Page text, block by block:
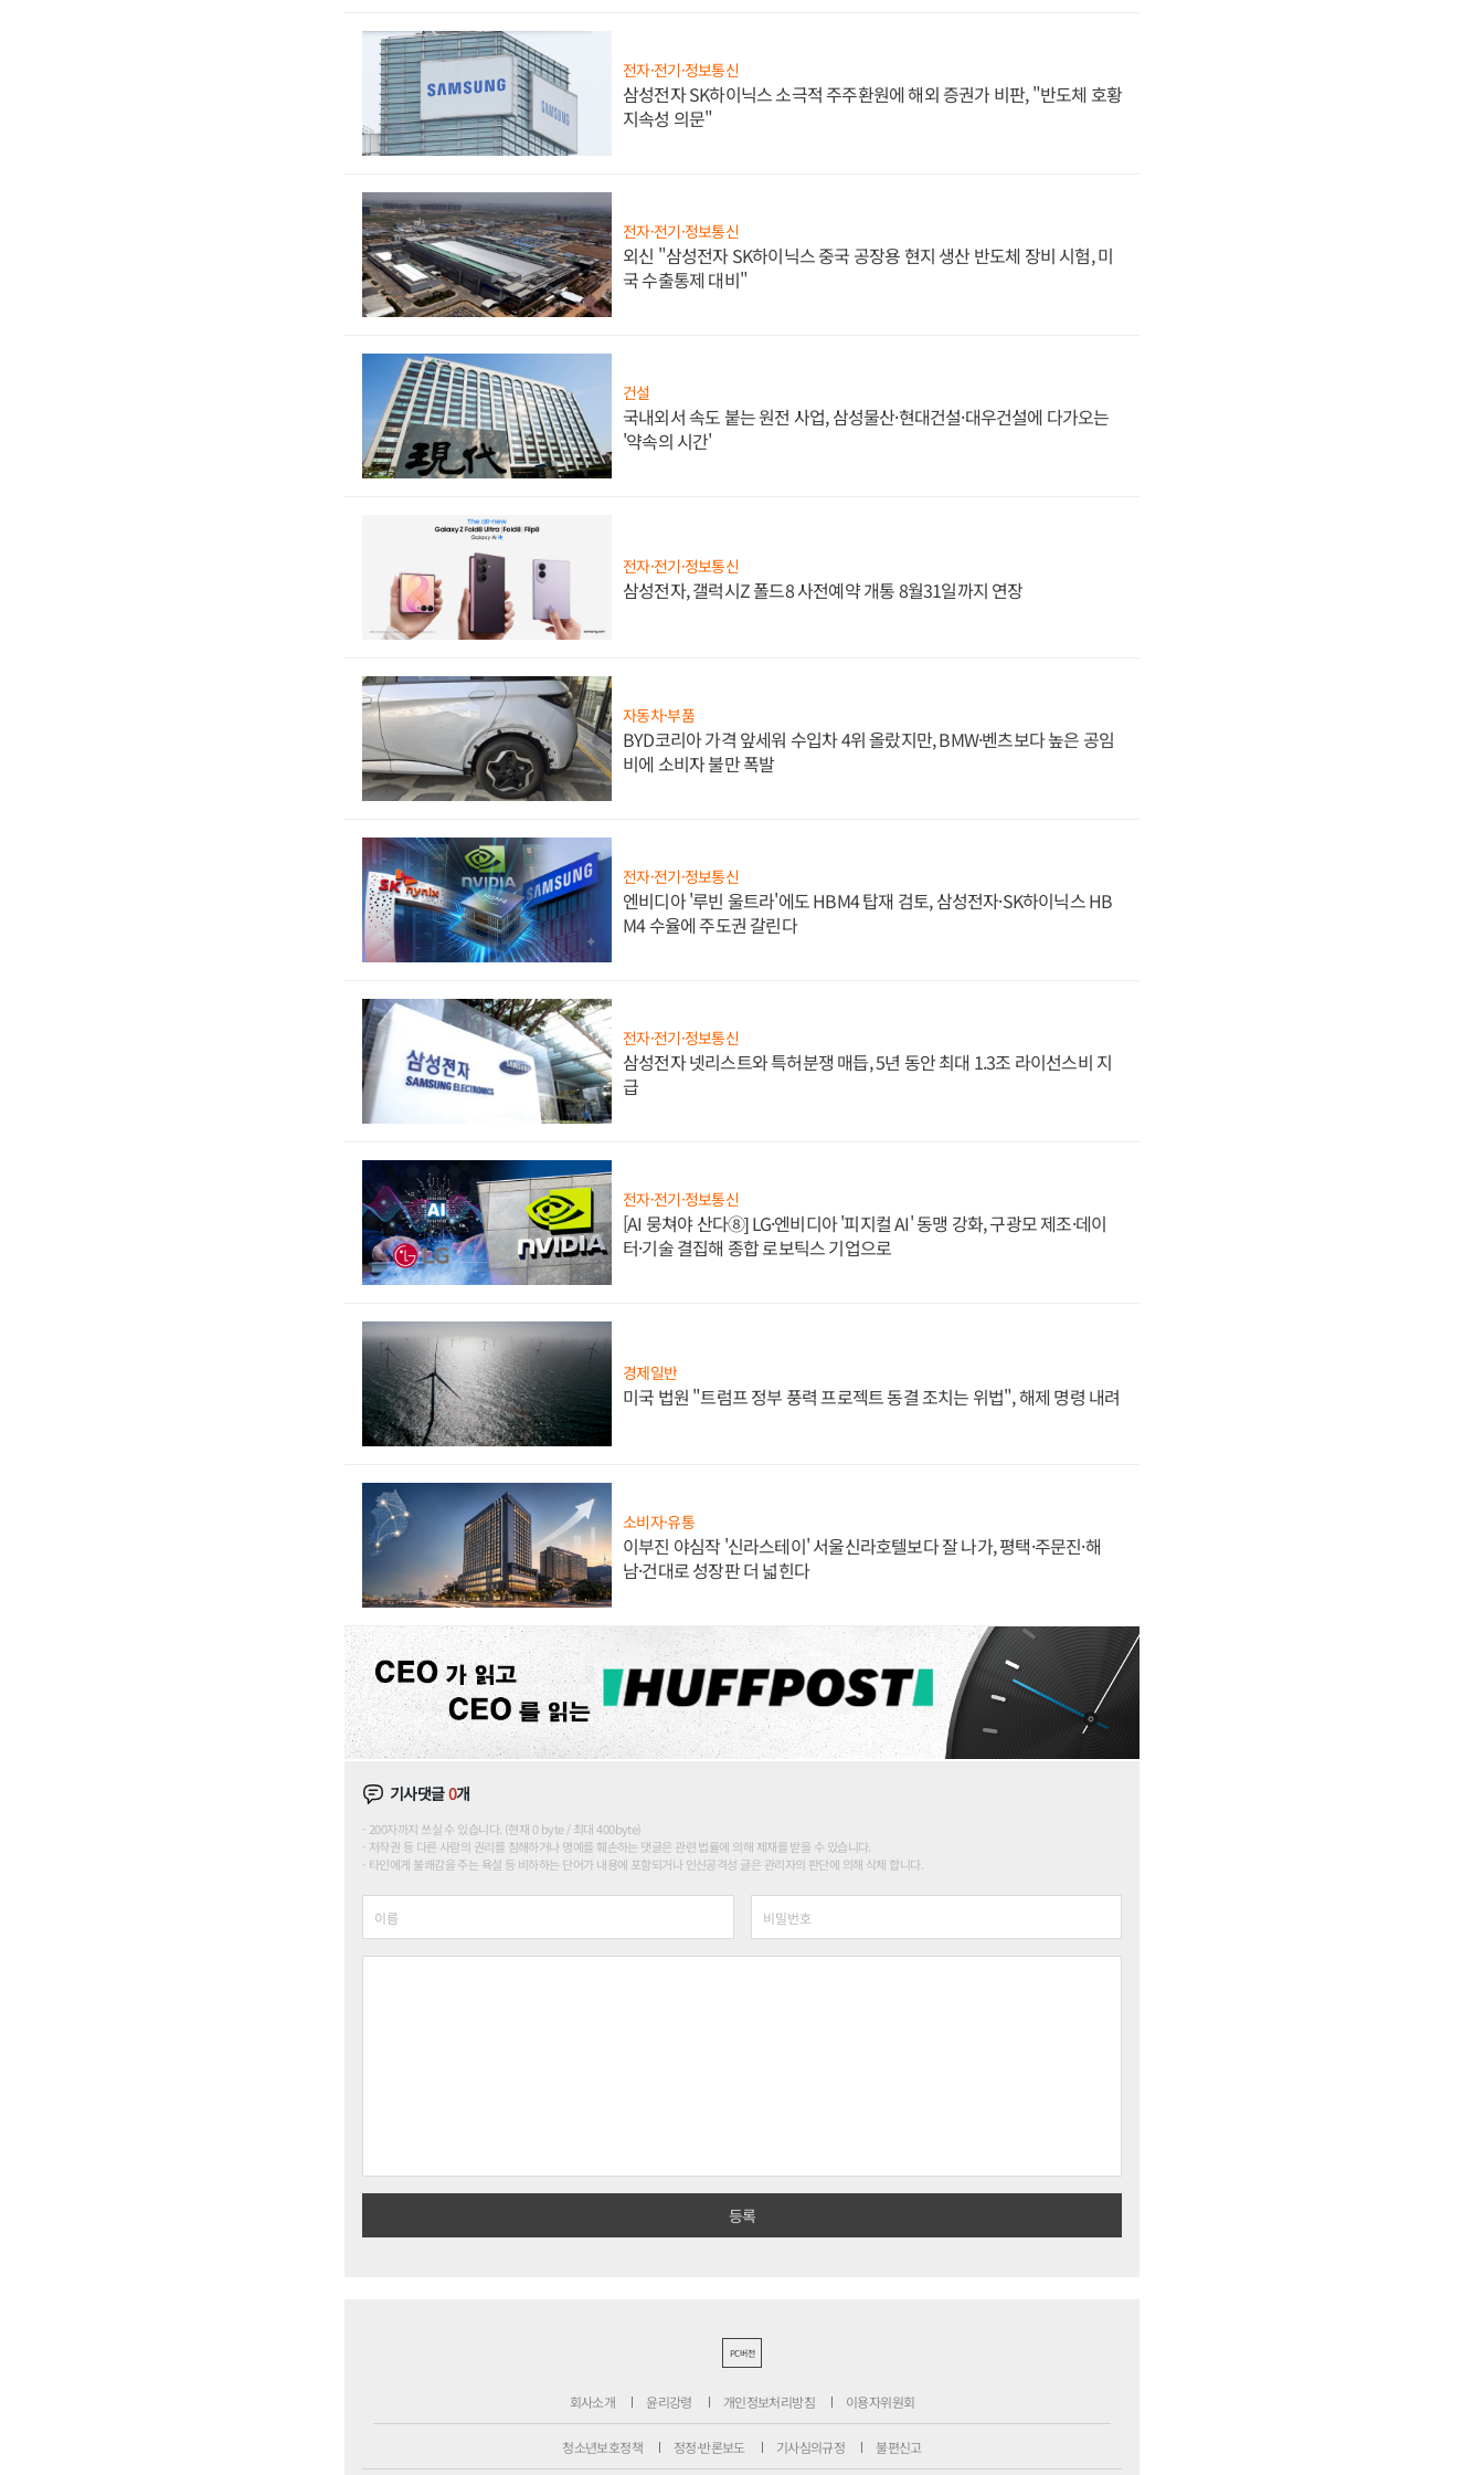
전자·전기·정보통신
삼성전자 SK하이닉스 소극적 주주환원에 해외 증권가 비판, "반도체 호황
지속성 의문"
전자·전기·정보통신
외신 "삼성전자 SK하이닉스 중국 공장용 현지 생산 반도체 장비 시험, 미
국 수출통제 대비"
건설
국내외서 속도 붙는 원전 사업, 삼성물산·현대건설·대우건설에 다가오는
'약속의 시간'
전자·전기·정보통신
삼성전자, 갤럭시Z 폴드8 사전예약 개통 8월31일까지 연장
자동차·부품
BYD코리아 가격 앞세워 수입차 4위 올랐지만, BMW·벤츠보다 높은 공임
비에 소비자 불만 폭발
전자·전기·정보통신
엔비디아 '루빈 울트라'에도 HBM4 탑재 검토, 삼성전자·SK하이닉스 HB
M4 수율에 주도권 갈린다
전자·전기·정보통신
삼성전자 넷리스트와 특허분쟁 매듭, 5년 동안 최대 1.3조 라이선스비 지
급
전자·전기·정보통신
[AI 뭉쳐야 산다⑧] LG·엔비디아 '피지컬 AI' 동맹 강화, 구광모 제조·데이
터·기술 결집해 종합 로보틱스 기업으로
경제일반
미국 법원 "트럼프 정부 풍력 프로젝트 동결 조치는 위법", 해제 명령 내려
소비자·유통
이부진 야심작 '신라스테이' 서울신라호텔보다 잘 나가, 평택·주문진·해
남·건대로 성장판 더 넓힌다
기사댓글0개
200자까지 쓰실 수 있습니다. (현재 0 byte / 최대 400byte)
저작권 등 다른 사람의 권리를 침해하거나 명예를 훼손하는 댓글은 관련 법률에 의해 제재를 받을 수 있습니다.
타인에게 불쾌감을 주는 욕설 등 비하하는 단어가 내용에 포함되거나 인신공격성 글은 관리자의 판단에 의해 삭제 합니다.
PC버전
회사소개 윤리강령 개인정보처리방침 이용자위원회
청소년보호정책 정정·반론보도 기사심의규정 불편신고